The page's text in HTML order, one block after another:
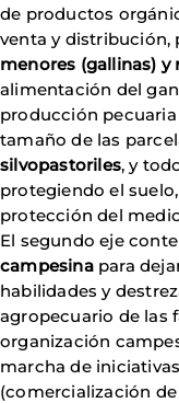
de productos
venta y distribución,
menores (gallinas) y
alimentación del
producción
tamaño de las
silvopastoriles, y
protegiendo el
protección del
El segundo eje
campesinapara
habilidades y
agropecuario de las
organización
marcha de
(comercialización